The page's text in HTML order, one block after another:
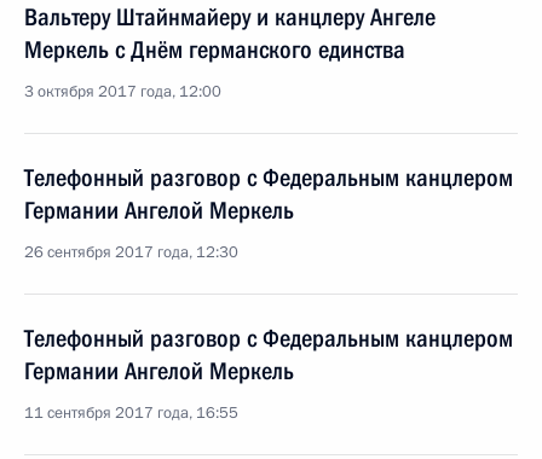
Вальтеру Штайнмайеру и канцлеру Ангеле
Меркель с Днём германского единства
3 октября 2017 года, 12:00
Телефонный разговор с Федеральным канцлером
Германии Ангелой Меркель
26 сентября 2017 года, 12:30
Телефонный разговор с Федеральным канцлером
Германии Ангелой Меркель
11 сентября 2017 года, 16:55